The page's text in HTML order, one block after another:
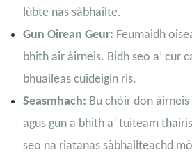
lùbte nas sàbhailte.
Gun Oirean Geur: Feumaidh
bhith air àirneis. Bidh seo a’ cur
bhuaileas cuideigin ris.
Seasmhach: Bu chòir don
agus gun a bhith a’ tuiteam
seo na riatanas sàbhailteachd